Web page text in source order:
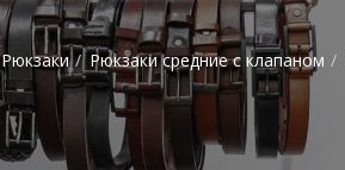
Рюкзаки Рюкзаки средние с клапаном